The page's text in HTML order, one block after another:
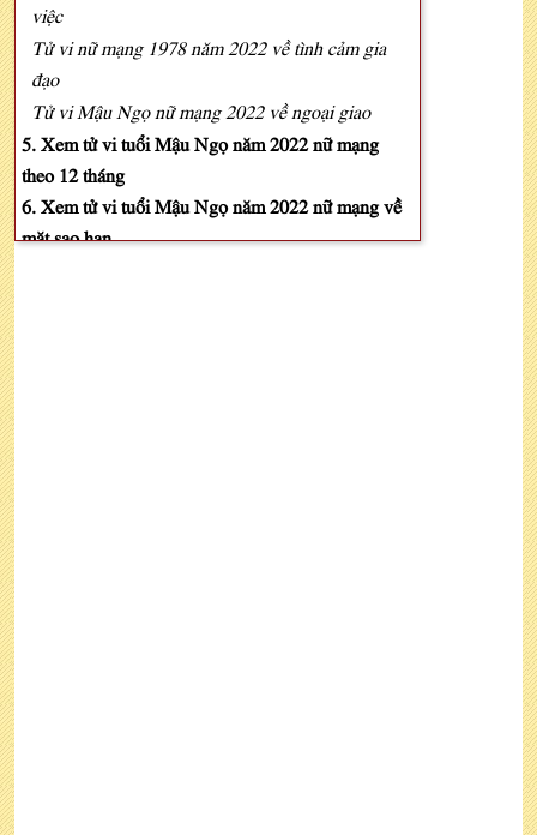
việc
Tử vi nữ mạng 1978 năm 2022 về tình cảm gia
đạo
Tử vi Mậu Ngọ nữ mạng 2022 về ngoại giao
5. Xem tử vi tuổi Mậu Ngọ năm 2022 nữ mạng
theo 12 tháng
6. Xem tử vi tuổi Mậu Ngọ năm 2022 nữ mạng về
mặt sao hạn